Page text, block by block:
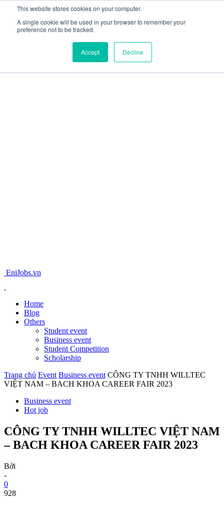
This website stores cookies on your computer.
A single cookie will be used in your browser to remember your
preference not to be tracked.
Accept Decline
EniJobs.vn
Home
Blog
Others
Student event
Business event
Student Competition
Scholarship
Trang chủ Event Business event CÔNG TY TNHH WILLTEC
VIỆT NAM – BACH KHOA CAREER FAIR 2023
Business event
Hot job
CÔNG TY TNHH WILLTEC VIỆT NAM
– BACH KHOA CAREER FAIR 2023
Bởi
-
0
928